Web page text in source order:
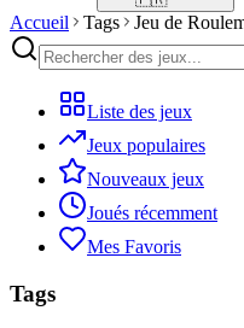
Accueil Tags Jeu de
Liste des jeux
Jeux populaires
Nouveaux jeux
Joués récemment
Mes Favoris
Tags